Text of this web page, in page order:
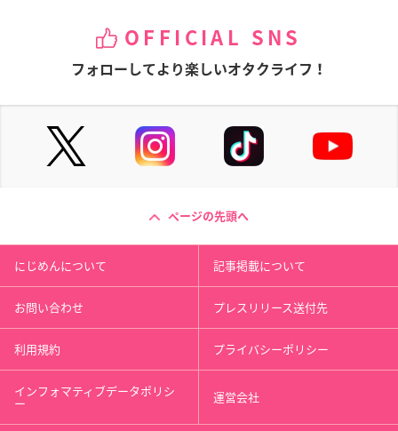
OFFICIAL SNS
フォローしてより楽しいオタクライフ！
ページの先頭へ
にじめんについて 記事掲載について
お問い合わせ プレスリリース送付先
利用規約 プライバシーポリシー
インフォマティブデータポリシ
ー 運営会社